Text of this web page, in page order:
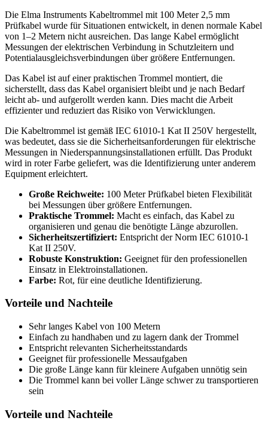
Die Elma Instruments Kabeltrommel mit 100 Meter 2,5 mm
Prüfkabel wurde für Situationen entwickelt, in denen normale Kabel
von 1–2 Metern nicht ausreichen. Das lange Kabel ermöglicht
Messungen der elektrischen Verbindung in Schutzleitern und
Potentialausgleichsverbindungen über größere Entfernungen.
Das Kabel ist auf einer praktischen Trommel montiert, die
sicherstellt, dass das Kabel organisiert bleibt und je nach Bedarf
leicht ab- und aufgerollt werden kann. Dies macht die Arbeit
effizienter und reduziert das Risiko von Verwicklungen.
Die Kabeltrommel ist gemäß IEC 61010-1 Kat II 250V hergestellt,
was bedeutet, dass sie die Sicherheitsanforderungen für elektrische
Messungen in Niederspannungsinstallationen erfüllt. Das Produkt
wird in roter Farbe geliefert, was die Identifizierung unter anderem
Equipment erleichtert.
Große Reichweite: 100 Meter Prüfkabel bieten Flexibilität
bei Messungen über größere Entfernungen.
Praktische Trommel: Macht es einfach, das Kabel zu
organisieren und genau die benötigte Länge abzurollen.
Sicherheitszertifiziert: Entspricht der Norm IEC 61010-1
Kat II 250V.
Robuste Konstruktion: Geeignet für den professionellen
Einsatz in Elektroinstallationen.
Farbe: Rot, für eine deutliche Identifizierung.
Vorteile und Nachteile
Sehr langes Kabel von 100 Metern
Einfach zu handhaben und zu lagern dank der Trommel
Entspricht relevanten Sicherheitsstandards
Geeignet für professionelle Messaufgaben
Die große Länge kann für kleinere Aufgaben unnötig sein
Die Trommel kann bei voller Länge schwer zu transportieren
sein
Vorteile und Nachteile